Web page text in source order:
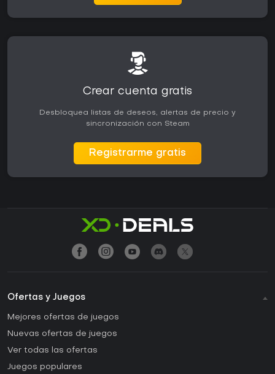
Crear cuenta gratis
Desbloquea listas de deseos, alertas de precio y
sincronización con Steam
Registrarme gratis
Ofertas y Juegos
Mejores ofertas de juegos
Nuevas ofertas de juegos
Ver todas las ofertas
Juegos populares